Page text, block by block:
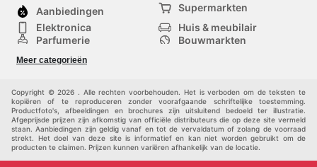
Aanbiedingen
Supermarkten
Elektronica
Huis & meubilair
Parfumerie
Bouwmarkten
Kinderen
Meer categorieën
Copyright © 2026 . Alle rechten voorbehouden. Het is verboden om de teksten te
kopiëren of te reproduceren zonder voorafgaande schriftelijke toestemming.
Productfoto's, afbeeldingen en brochures zijn uitsluitend bedoeld ter illustratie.
Afgeprijsde prijzen zijn afkomstig van officiële distributeurs die op deze site vermeld
staan. Aanbiedingen zijn geldig vanaf en tot de vervaldatum of zolang de voorraad
strekt. Het doel van deze site is informatief en kan niet worden gebruikt om de
producten te claimen. Prijzen kunnen variëren afhankelijk van de locatie.